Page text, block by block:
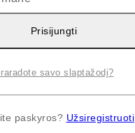
Prisijungti
savo slaptažodį?
paskyros? Užsiregistruoti